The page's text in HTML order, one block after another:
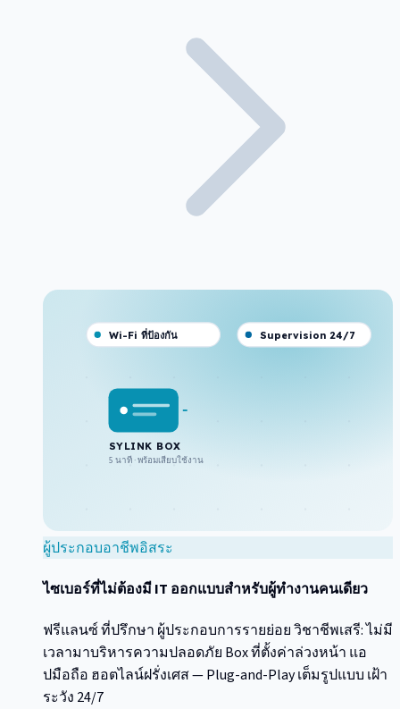
SYLINK BOX
5 นาที · พร้อมเสียบใช้งาน
Wi-Fi ที่ป้องกัน Supervision 24/7
ผู้ประกอบอาชีพอิสระ
ไซเบอร์ที่ไม่ต้องมี IT ออกแบบสำหรับผู้ทำงานคนเดียว
ฟรีแลนซ์ ที่ปรึกษา ผู้ประกอบการรายย่อย วิชาชีพเสรี: ไม่มี
เวลามาบริหารความปลอดภัย Box ที่ตั้งค่าล่วงหน้า แอ
ปมือถือ ฮอตไลน์ฝรั่งเศส — Plug-and-Play เต็มรูปแบบ เฝ้า
ระวัง 24/7